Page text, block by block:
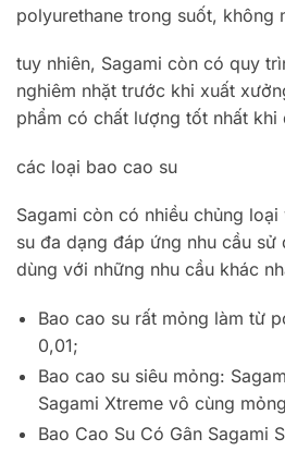
polyurethane trong suốt, không
tuy nhiên, Sagami còn có quy
nghiêm nhặt trước khi xuất
phẩm có chất lượng tốt nhất khi
các loại bao cao su
Sagami còn có nhiều chủng
su đa dạng đáp ứng nhu cầu sử
dùng với những nhu cầu khác
Bao cao su rất mỏng làm từ
0,01;
Bao cao su siêu mỏng:
Sagami Xtreme vô cùng mỏng
Bao Cao Su Có Gân Sagami